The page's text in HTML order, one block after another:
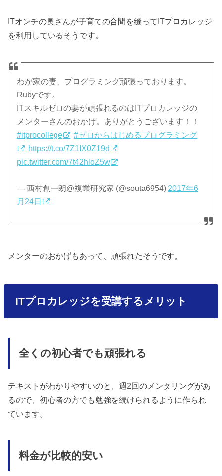
ITオンチの奥さんが子育ての合間を縫ってITプロカレッジ
を利用しているそうです。
わが家の妻、プログラミング頑張っております。
Rubyです。
ITスキルゼロの妻が頑張れるのはITプロカレッジの
メンターさんのおかげ。ありがとうございます！！
#itprocollege
#ゼロからはじめるプログラミング
https://t.co/7Z1IX0Z19d
pic.twitter.com/7t42hloZ5w
— 西村創一朗@複業研究家 (@souta6954) 2017年6
月24日
メンターのおかげもあって、頑張れたそうです。
ITプロカレッジを受講するメリット
全くの初心者でも頑張れる
テキストがわかりやすいのと、週2回のメンタリングがあ
るので、初心者の方でも勉強を続けられるように作られ
ています。
料金が比較的安い